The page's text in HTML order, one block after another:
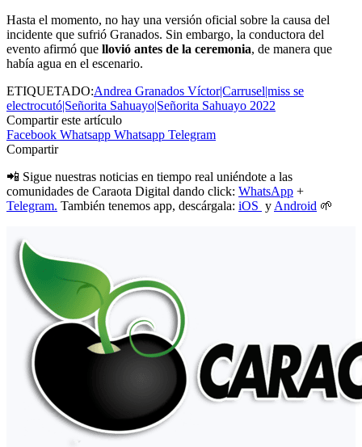
Hasta el momento, no hay una versión oficial sobre la causa del
incidente que sufrió Granados. Sin embargo, la conductora del
evento afirmó que llovió antes de la ceremonia, de manera que
había agua en el escenario.
ETIQUETADO:Andrea Granados Víctor|Carrusel|miss se
electrocutó|Señorita Sahuayo|Señorita Sahuayo 2022
Compartir este artículo
Facebook Whatsapp Whatsapp Telegram
Compartir
📲 Sigue nuestras noticias en tiempo real uniéndote a las
comunidades de Caraota Digital dando click: WhatsApp +
Telegram. También tenemos app, descárgala: iOS y Android 🌱